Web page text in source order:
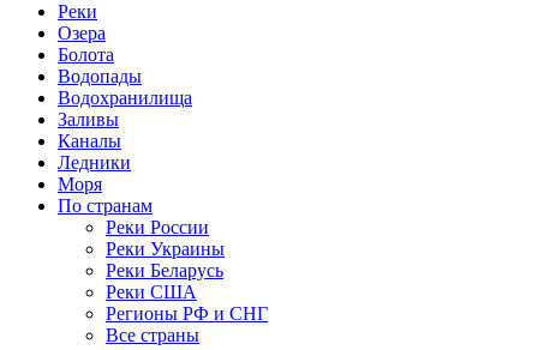
Реки
Озера
Болота
Водопады
Водохранилища
Заливы
Каналы
Ледники
Моря
По странам
Реки России
Реки Украины
Реки Беларусь
Реки США
Регионы РФ и СНГ
Все страны